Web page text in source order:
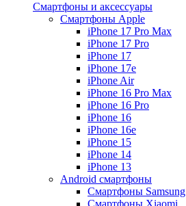
Смартфоны и аксессуары
Смартфоны Apple
iPhone 17 Pro Max
iPhone 17 Pro
iPhone 17
iPhone 17e
iPhone Air
iPhone 16 Pro Max
iPhone 16 Pro
iPhone 16
iPhone 16e
iPhone 15
iPhone 14
iPhone 13
Android cмартфоны
Смартфоны Samsung
Смартфоны Xiaomi